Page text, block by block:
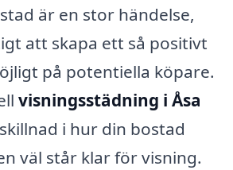
är en stor händelse,
att skapa ett så positivt
på potentiella köpare.
visningsstädning i Åsa
i hur din bostad
väl står klar för visning.